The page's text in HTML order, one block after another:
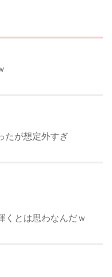
たが想定外すぎ
くとは思わなんだｗ